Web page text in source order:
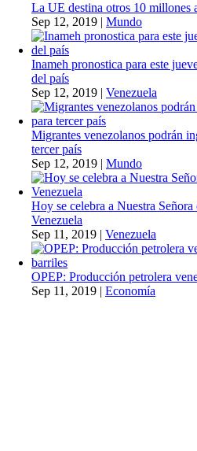
La UE destina otros 10 millones
Sep 12, 2019 | Mundo
Inameh pronostica para este
del país
Sep 12, 2019 | Venezuela
Migrantes venezolanos podrán
tercer país
Sep 12, 2019 | Mundo
Hoy se celebra a Nuestra
Venezuela
Sep 11, 2019 | Venezuela
OPEP: Producción petrolera
Sep 11, 2019 | Economía